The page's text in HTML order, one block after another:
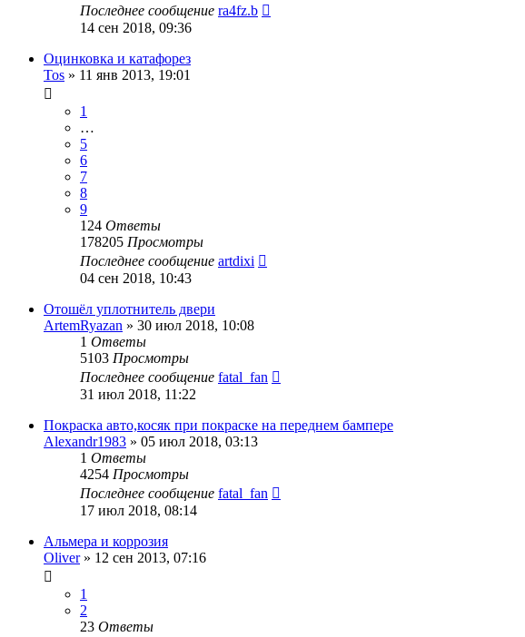
Последнее сообщение ra4fz.b
14 сен 2018, 09:36
Оцинковка и катафорез
Tos » 11 янв 2013, 19:01
1
…
5
6
7
8
9
124 Ответы
178205 Просмотры
Последнее сообщение artdixi
04 сен 2018, 10:43
Отошёл уплотнитель двери
ArtemRyazan » 30 июл 2018, 10:08
1 Ответы
5103 Просмотры
Последнее сообщение fatal_fan
31 июл 2018, 11:22
Покраска авто,косяк при покраске на переднем бампере
Alexandr1983 » 05 июл 2018, 03:13
1 Ответы
4254 Просмотры
Последнее сообщение fatal_fan
17 июл 2018, 08:14
Альмера и коррозия
Oliver» 12 сен 2013, 07:16
1
2
23 Ответы